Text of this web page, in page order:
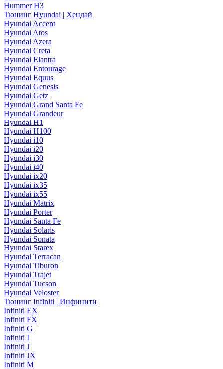
Hummer H3
Тюнинг Hyundai | Хендай
Hyundai Accent
Hyundai Atos
Hyundai Azera
Hyundai Creta
Hyundai Elantra
Hyundai Entourage
Hyundai Equus
Hyundai Genesis
Hyundai Getz
Hyundai Grand Santa Fe
Hyundai Grandeur
Hyundai H1
Hyundai H100
Hyundai i10
Hyundai i20
Hyundai i30
Hyundai i40
Hyundai ix20
Hyundai ix35
Hyundai ix55
Hyundai Matrix
Hyundai Porter
Hyundai Santa Fe
Hyundai Solaris
Hyundai Sonata
Hyundai Starex
Hyundai Terracan
Hyundai Tiburon
Hyundai Trajet
Hyundai Tucson
Hyundai Veloster
Тюнинг Infiniti | Инфинити
Infiniti EX
Infiniti FX
Infiniti G
Infiniti I
Infiniti J
Infiniti JX
Infiniti M